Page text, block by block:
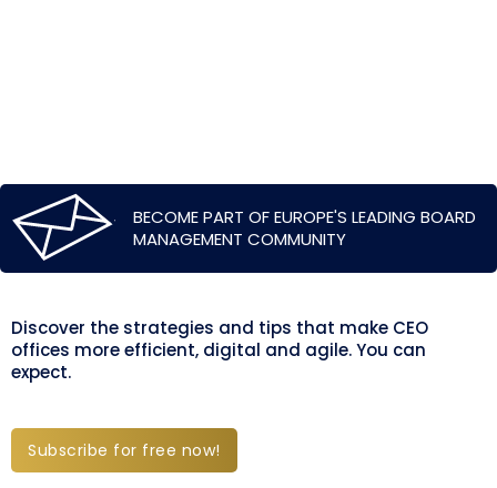
BECOME PART OF EUROPE'S LEADING BOARD
MANAGEMENT COMMUNITY
Discover the strategies and tips that make CEO
offices more efficient, digital and agile. You can
expect.
Subscribe for free now!